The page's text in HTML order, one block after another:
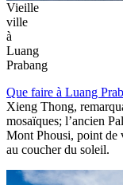
Vieille
ville
à
Luang
Prabang
Que faire à Luang
Xieng Thong,
mosaïques; l’ancien
Mont Phousi, point de
au coucher du soleil.